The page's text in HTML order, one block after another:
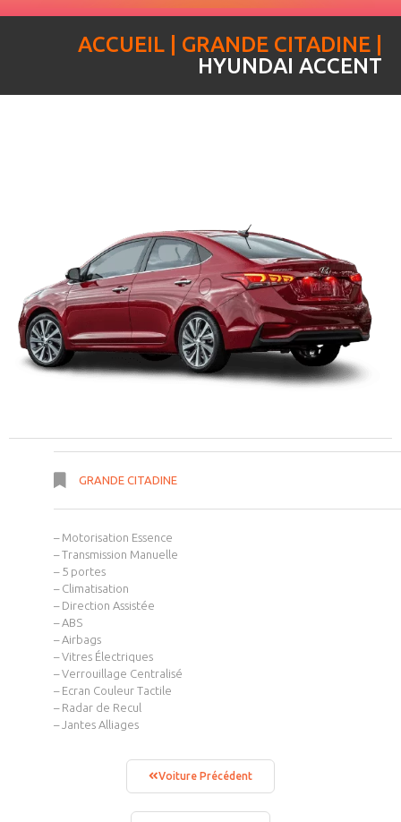
ACCUEIL | GRANDE CITADINE |
HYUNDAI ACCENT
GRANDE CITADINE
– Motorisation Essence
– Transmission Manuelle
– 5 portes
– Climatisation
– Direction Assistée
– ABS
– Airbags
– Vitres Électriques
– Verrouillage Centralisé
– Ecran Couleur Tactile
– Radar de Recul
– Jantes Alliages
Voiture Précédent